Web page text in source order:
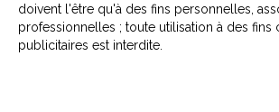
doivent l'être qu'à des fins personnelles,
professionnelles ; toute utilisation à des
publicitaires est interdite.